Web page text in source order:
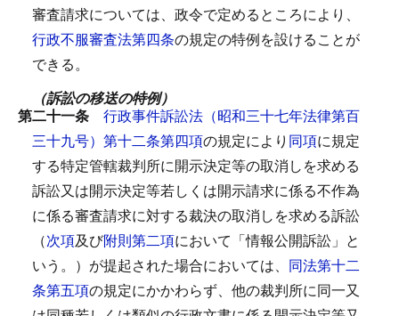
審査請求については、政令で定めるところにより、
行政不服審査法第四条の規定の特例を設けることが
できる。
（訴訟の移送の特例）
第二十一条 行政事件訴訟法（昭和三十七年法律第百
三十九号）第十二条第四項の規定により 同項に規定
する特定管轄裁判所に開示決定等の取消しを求める
訴訟又は開示決定等若しくは開示請求に係る不作為
に係る審査請求に対する裁決の取消しを求める訴訟
（次項及び附則第二項において「情報公開訴訟」と
いう。）が提起された場合においては、 同法第十二
条第五項の規定にかかわらず、他の裁判所に同一又